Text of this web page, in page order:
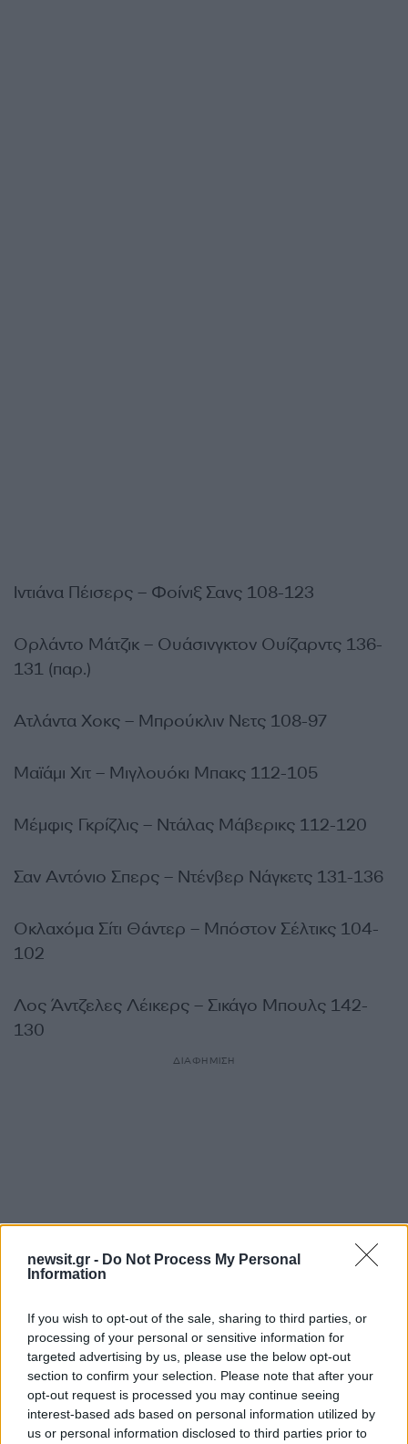
newsit.gr - Do Not Process My Personal
Information
If you wish to opt-out of the sale, sharing to third parties, or
processing of your personal or sensitive information for
targeted advertising by us, please use the below opt-out
section to confirm your selection. Please note that after your
opt-out request is processed you may continue seeing
interest-based ads based on personal information utilized by
us or personal information disclosed to third parties prior to
Ιντιάνα Πέισερς – Φοίνιξ Σανς 108-123
Ορλάντο Μάτζικ – Ουάσινγκτον Ουίζαρντς 136-
131 (παρ.)
Ατλάντα Χοκς – Μπρούκλιν Νετς 108-97
Μαϊάμι Χιτ – Μιγλουόκι Μπακς 112-105
Μέμφις Γκρίζλις – Ντάλας Μάβερικς 112-120
Σαν Αντόνιο Σπερς – Ντένβερ Νάγκετς 131-136
Οκλαχόμα Σίτι Θάντερ – Μπόστον Σέλτικς 104-
102
Λος Άντζελες Λέικερς – Σικάγο Μπουλς 142-
130
ΔΙΑΦΗΜΙΣΗ
Αν τα χάσατε